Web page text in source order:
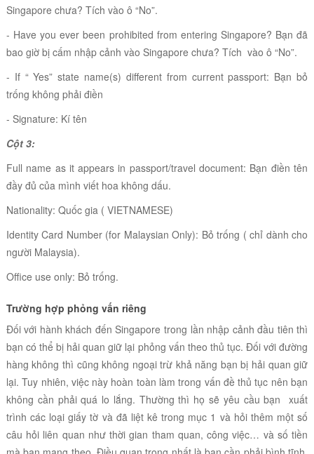
Singapore chưa? Tích vào ô “No”.
- Have you ever been prohibited from entering Singapore? Bạn đã
bao giờ bị cấm nhập cảnh vào Singapore chưa? Tích vào ô “No”.
- If “ Yes” state name(s) different from current passport: Bạn bỏ
trống không phải điền
- Signature: Kí tên
Cột 3:
Full name as it appears in passport/travel document: Bạn điền tên
đầy đủ của mình viết hoa không dấu.
Nationality: Quốc gia ( VIETNAMESE)
Identity Card Number (for Malaysian Only): Bỏ trống ( chỉ dành cho
người Malaysia).
Office use only: Bỏ trống.
Trường hợp phỏng vấn riêng
Đối với hành khách đến Singapore trong lần nhập cảnh đầu tiên thì
bạn có thể bị hải quan giữ lại phỏng vấn theo thủ tục. Đối với đường
hàng không thì cũng không ngoại trừ khả năng bạn bị hải quan giữ
lại. Tuy nhiên, việc này hoàn toàn làm trong vấn đề thủ tục nên bạn
không cần phải quá lo lắng. Thường thì họ sẽ yêu cầu bạn xuất
trình các loại giấy tờ và đã liệt kê trong mục 1 và hỏi thêm một số
câu hỏi liên quan như thời gian tham quan, công việc… và số tiền